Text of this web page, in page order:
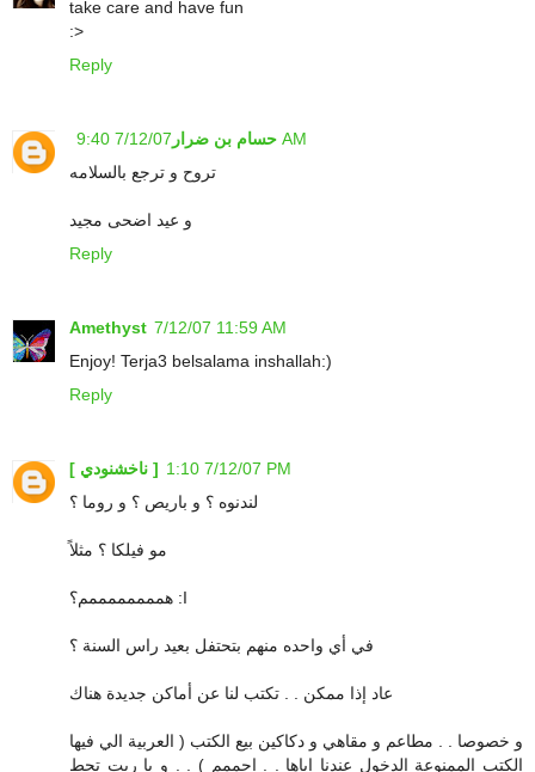
take care and have fun
:>
Reply
حسام بن ضرار 7/12/07 9:40 AM
تروح و ترجع بالسلامه
و عيد اضحى مجيد
Reply
Amethyst 7/12/07 11:59 AM
Enjoy! Terja3 belsalama inshallah:)
Reply
[ ناخشنودي ]
7/12/07 1:10 PM
لندنوه ؟ و باريص ؟ و روما ؟
مو فيلكا ؟ مثلاً
هممممممممم؟ :I
في أي واحده منهم بتحتفل بعيد راس السنة ؟
عاد إذا ممكن . . تكتب لنا عن أماكن جديدة هناك
و خصوصا . . مطاعم و مقاهي و دكاكين بيع الكتب ( العربية الي فيها
الكتب الممنوعة الدخول عندنا إياها . . إحممم ) . . و يا ريت تحط